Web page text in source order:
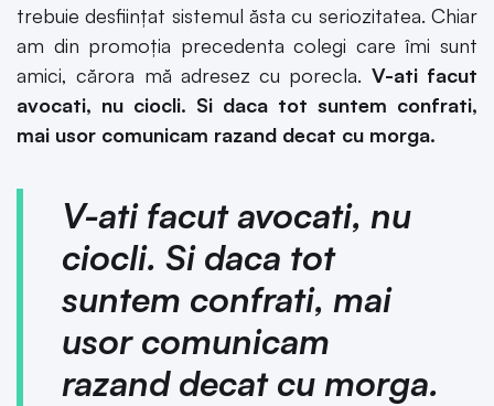
trebuie desființat sistemul ăsta cu seriozitatea. Chiar
am din promoția precedenta colegi care îmi sunt
amici, cărora mă adresez cu porecla. V-ati facut
avocati, nu ciocli. Si daca tot suntem confrati,
mai usor comunicam razand decat cu morga.
V-ati facut avocati, nu
ciocli. Si daca tot
suntem confrati, mai
usor comunicam
razand decat cu morga.